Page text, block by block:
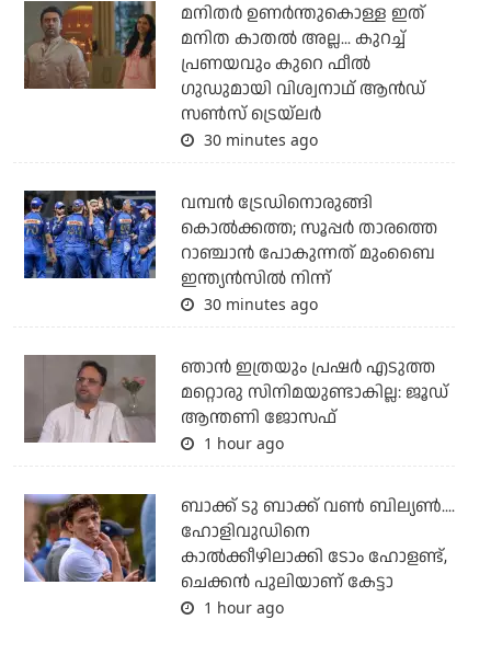
മനിതര്‍ ഉണര്‍ന്തുകൊള്ള ഇത്
മനിത കാതല്‍ അല്ല... കുറച്ച്
പ്രണയവും കുറെ ഫീല്‍
ഗുഡുമായി വിശ്വനാഥ് ആന്‍ഡ്
സണ്‍സ് ട്രെയ്‌ലര്‍
30 minutes ago
വമ്പന്‍ ട്രേഡിനൊരുങ്ങി
കൊല്‍ക്കത്ത; സൂപ്പര്‍ താരത്തെ
റാഞ്ചാന്‍ പോകുന്നത് മുംബൈ
ഇന്ത്യന്‍സില്‍ നിന്ന്
30 minutes ago
ഞാന്‍ ഇത്രയും പ്രഷര്‍ എടുത്ത
മറ്റൊരു സിനിമയുണ്ടാകില്ല: ജൂഡ്
ആന്തണി ജോസഫ്
1 hour ago
ബാക്ക് ടു ബാക്ക് വണ്‍ ബില്യണ്‍....
ഹോളിവുഡിനെ
കാല്‍ക്കീഴിലാക്കി ടോം ഹോളണ്ട്,
ചെക്കന്‍ പുലിയാണ് കേട്ടാ
1 hour ago